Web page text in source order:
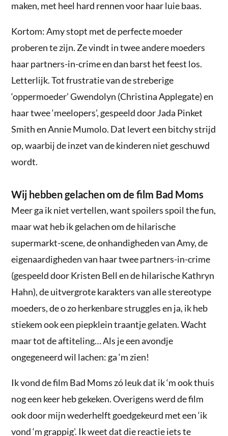
maken, met heel hard rennen voor haar luie baas.
Kortom: Amy stopt met de perfecte moeder
proberen te zijn. Ze vindt in twee andere moeders
haar partners-in-crime en dan barst het feest los.
Letterlijk. Tot frustratie van de streberige
‘oppermoeder’ Gwendolyn (Christina Applegate) en
haar twee ‘meelopers’, gespeeld door Jada Pinket
Smith en Annie Mumolo. Dat levert een bitchy strijd
op, waarbij de inzet van de kinderen niet geschuwd
wordt.
Wij hebben gelachen om de film Bad Moms
Meer ga ik niet vertellen, want spoilers spoil the fun,
maar wat heb ik gelachen om de hilarische
supermarkt-scene, de onhandigheden van Amy, de
eigenaardigheden van haar twee partners-in-crime
(gespeeld door Kristen Bell en de hilarische Kathryn
Hahn), de uitvergrote karakters van alle stereotype
moeders, de o zo herkenbare struggles en ja, ik heb
stiekem ook een piepklein traantje gelaten. Wacht
maar tot de aftiteling… Als je een avondje
ongegeneerd wil lachen: ga ‘m zien!
Ik vond de film Bad Moms zó leuk dat ik ‘m ook thuis
nog een keer heb gekeken. Overigens werd de film
ook door mijn wederhelft goedgekeurd met een ‘ik
vond ‘m grappig’. Ik weet dat die reactie iets te